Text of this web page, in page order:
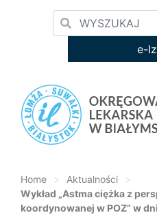
e-
Home > Aktualności
>
Wykład „Astma ciężka z
koordynowanej w POZ” w